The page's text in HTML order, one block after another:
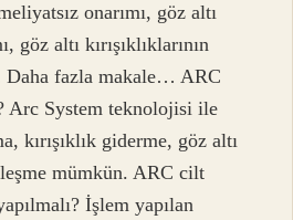
onarımı, göz altı
göz altı kırışıklıklarının
Daha fazla makale… ARC
Arc System teknolojisi ile
kırışıklık giderme, göz altı
mümkün. ARC cilt
İşlem yapılan